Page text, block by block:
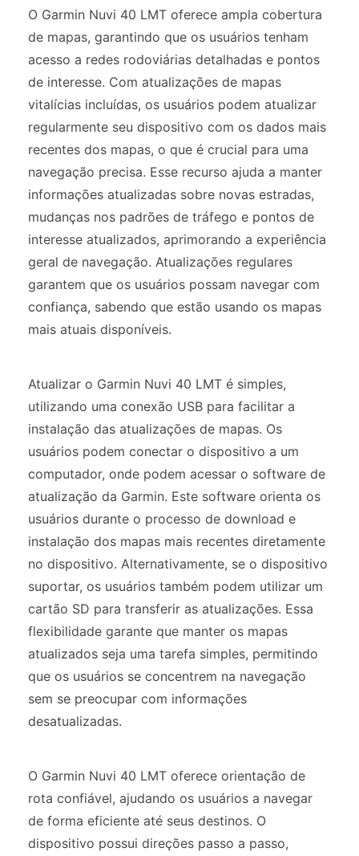
O Garmin Nuvi 40 LMT oferece ampla cobertura
de mapas, garantindo que os usuários tenham
acesso a redes rodoviárias detalhadas e pontos
de interesse. Com atualizações de mapas
vitalícias incluídas, os usuários podem atualizar
regularmente seu dispositivo com os dados mais
recentes dos mapas, o que é crucial para uma
navegação precisa. Esse recurso ajuda a manter
informações atualizadas sobre novas estradas,
mudanças nos padrões de tráfego e pontos de
interesse atualizados, aprimorando a experiência
geral de navegação. Atualizações regulares
garantem que os usuários possam navegar com
confiança, sabendo que estão usando os mapas
mais atuais disponíveis.
Atualizar o Garmin Nuvi 40 LMT é simples,
utilizando uma conexão USB para facilitar a
instalação das atualizações de mapas. Os
usuários podem conectar o dispositivo a um
computador, onde podem acessar o software de
atualização da Garmin. Este software orienta os
usuários durante o processo de download e
instalação dos mapas mais recentes diretamente
no dispositivo. Alternativamente, se o dispositivo
suportar, os usuários também podem utilizar um
cartão SD para transferir as atualizações. Essa
flexibilidade garante que manter os mapas
atualizados seja uma tarefa simples, permitindo
que os usuários se concentrem na navegação
sem se preocupar com informações
desatualizadas.
O Garmin Nuvi 40 LMT oferece orientação de
rota confiável, ajudando os usuários a navegar
de forma eficiente até seus destinos. O
dispositivo possui direções passo a passo,